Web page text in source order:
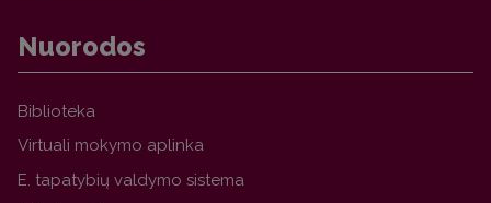
Nuorodos
Biblioteka
Virtuali mokymo aplinka
E. tapatybių valdymo sistema